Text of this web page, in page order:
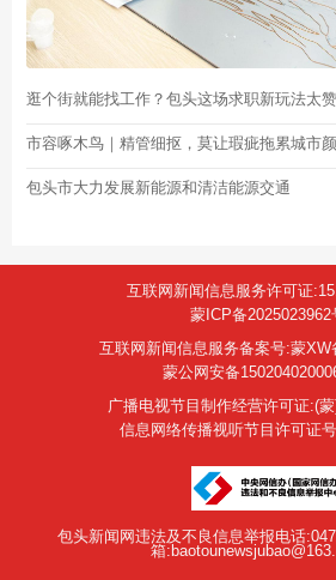
逛个街就能找工作？包头这场求职新玩法太
市容啄木鸟｜精管细抠，莫让瑕疵拖累城市
包头市大力发展新能源和清洁能源交通
互联网新闻信息服务许可证
蒙ICP备2025023962
互联网新闻信息服务备案号:蒙XW
蒙公网安备
广播电视节目制作经营许可证:(
信息网络传播视听节目许可证
包头新闻网违法及不良信息举报电话
箱